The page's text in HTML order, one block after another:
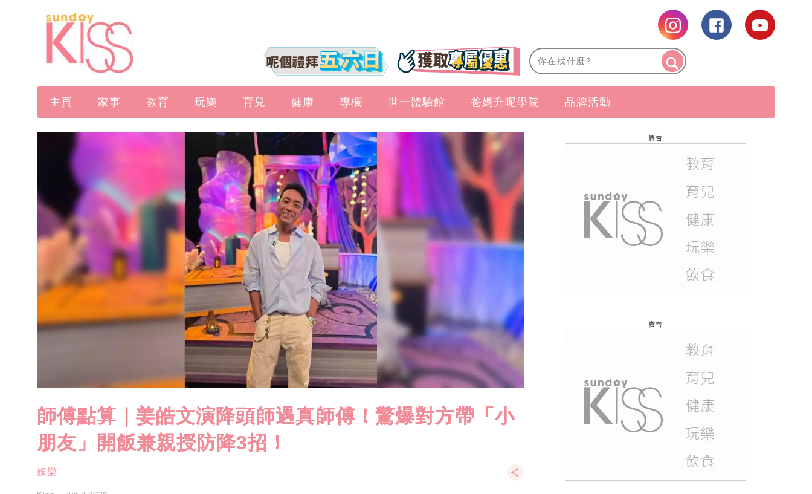
主頁 家事 教育 玩樂 育兒 健康 專欄 世一體驗館 爸媽升呢學院 品牌活動
師傅點算｜姜皓文演降頭師遇真師傅！驚爆對方帶「小
朋友」開飯兼親授防降3招！
娛樂
廣告
廣告